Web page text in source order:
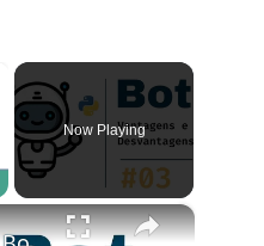
Now Playing
×